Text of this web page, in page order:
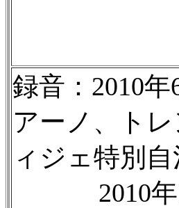
録音：2010
アーノ、ト
ィジェ特別
2010年10